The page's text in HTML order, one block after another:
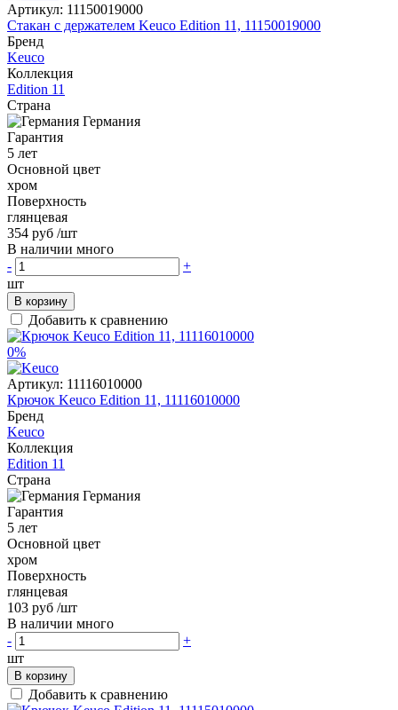
Артикул: 11150019000
Стакан с держателем Keuco Edition 11, 11150019000
Бренд
Keuco
Коллекция
Edition 11
Страна
Германия
Гарантия
5 лет
Основной цвет
хром
Поверхность
глянцевая
354 руб /шт
В наличии много
-
+
шт
В корзину
Добавить к сравнению
0%
Артикул: 11116010000
Крючок Keuco Edition 11, 11116010000
Бренд
Keuco
Коллекция
Edition 11
Страна
Германия
Гарантия
5 лет
Основной цвет
хром
Поверхность
глянцевая
103 руб /шт
В наличии много
-
+
шт
В корзину
Добавить к сравнению